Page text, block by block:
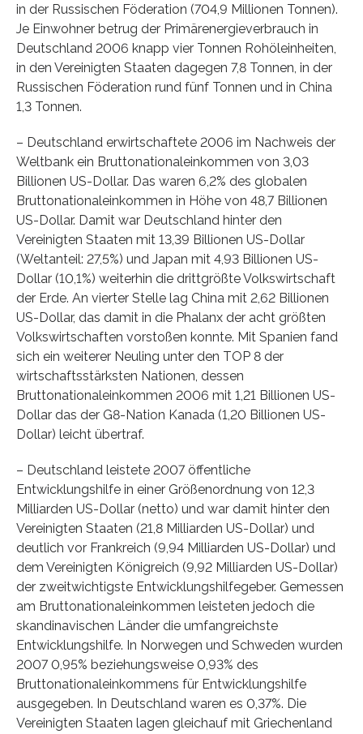
in der Russischen Föderation (704,9 Millionen Tonnen).
Je Einwohner betrug der Primärenergieverbrauch in
Deutschland 2006 knapp vier Tonnen Rohöleinheiten,
in den Vereinigten Staaten dagegen 7,8 Tonnen, in der
Russischen Föderation rund fünf Tonnen und in China
1,3 Tonnen.
– Deutschland erwirtschaftete 2006 im Nachweis der
Weltbank ein Bruttonationaleinkommen von 3,03
Billionen US-Dollar. Das waren 6,2% des globalen
Bruttonationaleinkommen in Höhe von 48,7 Billionen
US-Dollar. Damit war Deutschland hinter den
Vereinigten Staaten mit 13,39 Billionen US-Dollar
(Weltanteil: 27,5%) und Japan mit 4,93 Billionen US-
Dollar (10,1%) weiterhin die drittgrößte Volkswirtschaft
der Erde. An vierter Stelle lag China mit 2,62 Billionen
US-Dollar, das damit in die Phalanx der acht größten
Volkswirtschaften vorstoßen konnte. Mit Spanien fand
sich ein weiterer Neuling unter den TOP 8 der
wirtschaftsstärksten Nationen, dessen
Bruttonationaleinkommen 2006 mit 1,21 Billionen US-
Dollar das der G8-Nation Kanada (1,20 Billionen US-
Dollar) leicht übertraf.
– Deutschland leistete 2007 öffentliche
Entwicklungshilfe in einer Größenordnung von 12,3
Milliarden US-Dollar (netto) und war damit hinter den
Vereinigten Staaten (21,8 Milliarden US-Dollar) und
deutlich vor Frankreich (9,94 Milliarden US-Dollar) und
dem Vereinigten Königreich (9,92 Milliarden US-Dollar)
der zweitwichtigste Entwicklungshilfegeber. Gemessen
am Bruttonationaleinkommen leisteten jedoch die
skandinavischen Länder die umfangreichste
Entwicklungshilfe. In Norwegen und Schweden wurden
2007 0,95% beziehungsweise 0,93% des
Bruttonationaleinkommens für Entwicklungshilfe
ausgegeben. In Deutschland waren es 0,37%. Die
Vereinigten Staaten lagen gleichauf mit Griechenland